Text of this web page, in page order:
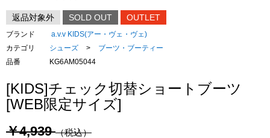
返品対象外 SOLD OUT OUTLET
ブランド
a.v.v KIDS(アー・ヴェ・ヴェ)
カテゴリ
シューズ >
ブーツ・ブーティー
品番
KG6AM05044
[KIDS]チェック切替ショートブーツ
[WEB限定サイズ]
￥4,939（税込）